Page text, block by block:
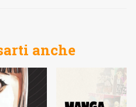
anche